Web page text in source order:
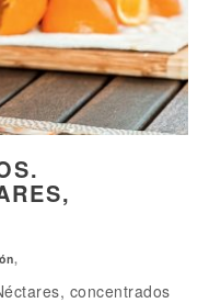
,
concentrados